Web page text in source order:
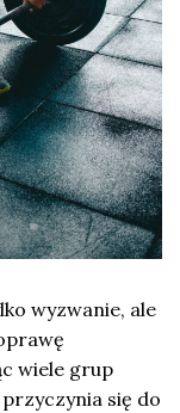
wyzwanie, ale
wiele grup
się do